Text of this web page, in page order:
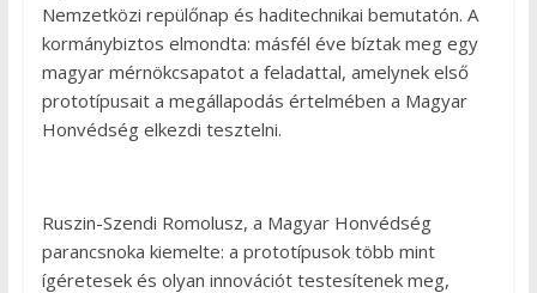
Nemzetközi repülőnap és haditechnikai bemutatón. A
kormánybiztos elmondta: másfél éve bíztak meg egy
magyar mérnökcsapatot a feladattal, amelynek első
prototípusait a megállapodás értelmében a Magyar
Honvédség elkezdi tesztelni.
Ruszin-Szendi Romolusz, a Magyar Honvédség
parancsnoka kiemelte: a prototípusok több mint
ígéretesek és olyan innovációt testesítenek meg,